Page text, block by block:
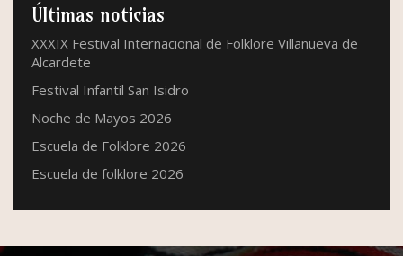
Últimas noticias
XXXIX Festival Internacional de Folklore Villanueva de
Alcardete
Festival Infantil San Isidro
Noche de Mayos 2026
Escuela de Folklore 2026
Escuela de folklore 2026